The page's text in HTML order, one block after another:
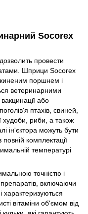
Socorex
провести
Шприци Socorex
поршнем і
ветеринарними
або
птахів, свиней,
худоби, риби, а також
ін'єктора можуть бути
комплектації
температурі
точністю і
препаратів, включаючи
характеризуються
вітаміни об'ємом від